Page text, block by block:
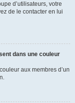
d’utilisateurs, votre
de le contacter en lui
dans une couleur
aux membres d’un